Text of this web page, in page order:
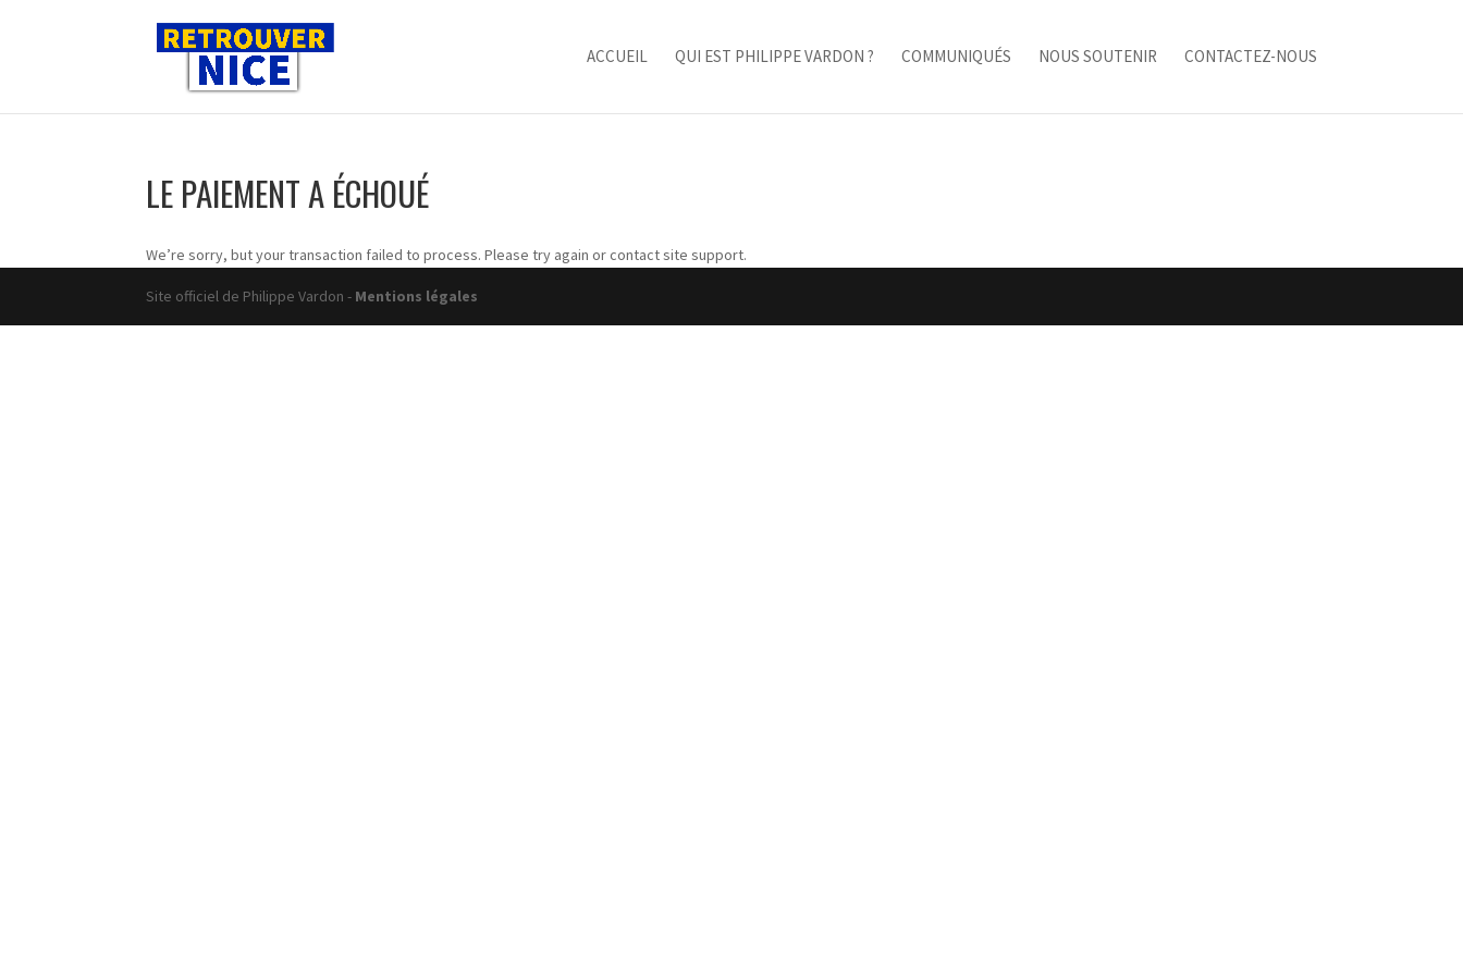
ACCUEIL QUI EST PHILIPPE VARDON ? COMMUNIQUÉS NOUS SOUTENIR CONTACTEZ-NOUS
LE PAIEMENT A ÉCHOUÉ
We’re sorry, but your transaction failed to process. Please try again or contact site support.
Site officiel de Philippe Vardon - Mentions légales